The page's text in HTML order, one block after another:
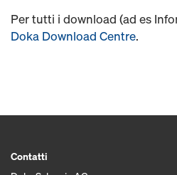
Per tutti i download (ad es
Doka Download Centre.
Contatti